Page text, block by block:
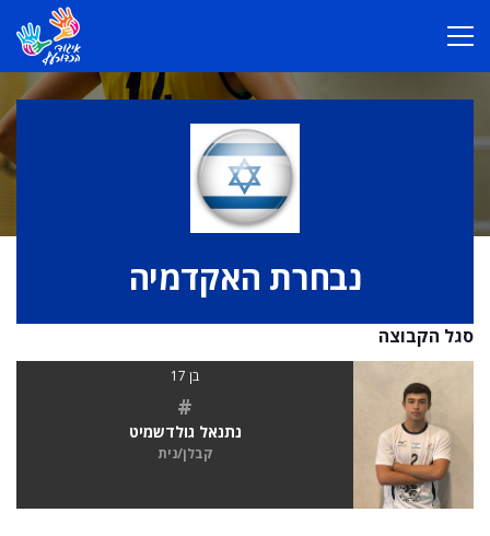
נבחרת האקדמיה
סגל הקבוצה
בן 17
#
נתנאל גולדשמיט
קבלן/נית